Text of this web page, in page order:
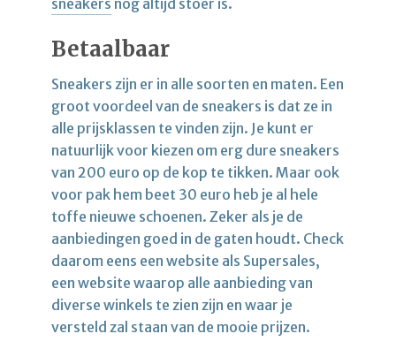
sneakers nog altijd stoer is.
Betaalbaar
Sneakers zijn er in alle soorten en maten. Een
groot voordeel van de sneakers is dat ze in
alle prijsklassen te vinden zijn. Je kunt er
natuurlijk voor kiezen om erg dure sneakers
van 200 euro op de kop te tikken. Maar ook
voor pak hem beet 30 euro heb je al hele
toffe nieuwe schoenen. Zeker als je de
aanbiedingen goed in de gaten houdt. Check
daarom eens een website als Supersales,
een website waarop alle aanbieding van
diverse winkels te zien zijn en waar je
versteld zal staan van de mooie prijzen.